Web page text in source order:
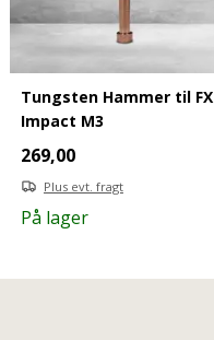
Tungsten Hammer til FX
Impact M3
269,00
Plus evt. fragt
På lager